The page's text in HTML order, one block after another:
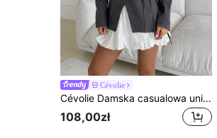
Cévolie
Cévolie Damska casualowa uniwersalna kurtka na co dzień, jednolity kolor, wiązanie z przodu, długi rękaw
108,00zł